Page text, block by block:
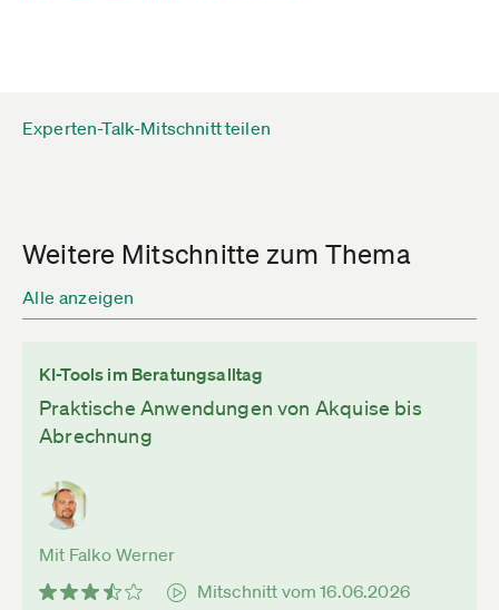
Experten-Talk-Mitschnitt teilen
Weitere Mitschnitte zum Thema
Alle anzeigen
KI-Tools im Beratungsalltag
Praktische Anwendungen von Akquise bis
Abrechnung
Mit Falko Werner
Mitschnitt vom 16.06.2026